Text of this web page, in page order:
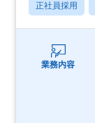
正社員採用
業務内容